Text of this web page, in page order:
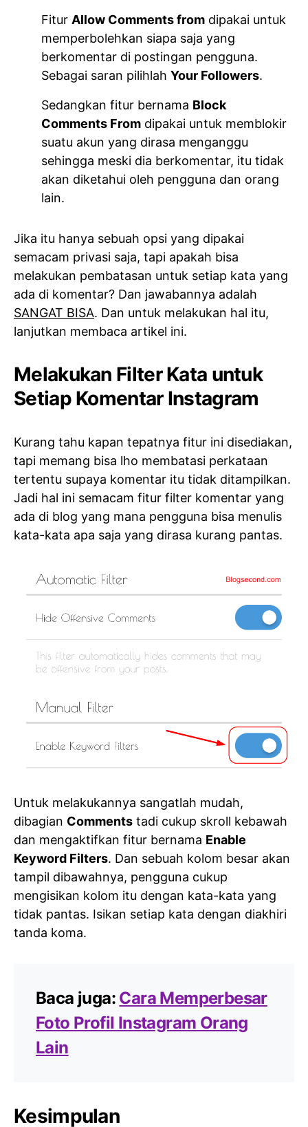
Fitur Allow Comments from dipakai untuk
memperbolehkan siapa saja yang
berkomentar di postingan pengguna.
Sebagai saran pilihlah Your Followers.
Sedangkan fitur bernama Block
Comments From dipakai untuk memblokir
suatu akun yang dirasa menganggu
sehingga meski dia berkomentar, itu tidak
akan diketahui oleh pengguna dan orang
lain.
Jika itu hanya sebuah opsi yang dipakai
semacam privasi saja, tapi apakah bisa
melakukan pembatasan untuk setiap kata yang
ada di komentar? Dan jawabannya adalah
SANGAT BISA. Dan untuk melakukan hal itu,
lanjutkan membaca artikel ini.
Melakukan Filter Kata untuk
Setiap Komentar Instagram
Kurang tahu kapan tepatnya fitur ini disediakan,
tapi memang bisa lho membatasi perkataan
tertentu supaya komentar itu tidak ditampilkan.
Jadi hal ini semacam fitur filter komentar yang
ada di blog yang mana pengguna bisa menulis
kata-kata apa saja yang dirasa kurang pantas.
Untuk melakukannya sangatlah mudah,
dibagian Comments tadi cukup skroll kebawah
dan mengaktifkan fitur bernama Enable
Keyword Filters. Dan sebuah kolom besar akan
tampil dibawahnya, pengguna cukup
mengisikan kolom itu dengan kata-kata yang
tidak pantas. Isikan setiap kata dengan diakhiri
tanda koma.
Baca juga: Cara Memperbesar
Foto Profil Instagram Orang
Lain
Kesimpulan